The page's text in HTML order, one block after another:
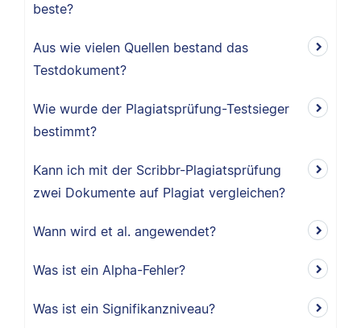
beste?
Aus wie vielen Quellen bestand das
Testdokument?
Wie wurde der Plagiatsprüfung-Testsieger
bestimmt?
Kann ich mit der Scribbr-Plagiatsprüfung
zwei Dokumente auf Plagiat vergleichen?
Wann wird et al. angewendet?
Was ist ein Alpha-Fehler?
Was ist ein Signifikanzniveau?